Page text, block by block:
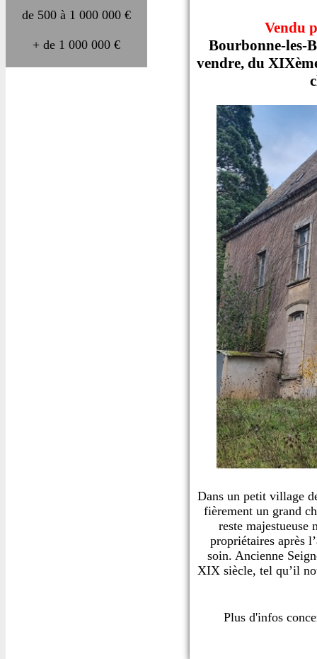
de 500 à 1 000 000 €
+ de 1 000 000 €
Vendu
Bourbonne-les-
vendre, du
Dans un petit village
fièrement un grand
reste majestueuse
propriétaires après
soin. Ancienne
XIX siècle, tel qu’il
Plus d'infos